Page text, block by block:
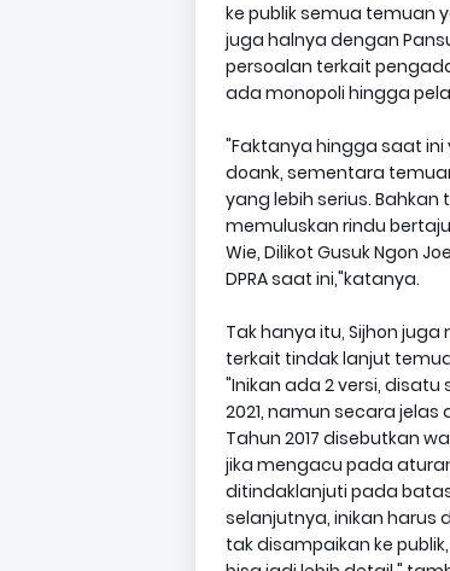
ke publik semua temuan
juga halnya dengan
persoalan terkait
ada monopoli hingga
"Faktanya hingga saat ini
doank, sementara
yang lebih serius.
memuluskan rindu
Wie, Dilikot Gusuk Ngon
DPRA saat ini,"katanya.
Tak hanya itu, Sijhon
terkait tindak lanjut
"Inikan ada 2 versi,
2021, namun secara jelas
Tahun 2017 disebutkan
jika mengacu pada
ditindaklanjuti pada
selanjutnya, inikan
tak disampaikan ke